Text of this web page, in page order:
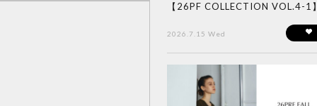
【26PF COLLECTION VOL.4-1】
2026.7.15 Wed